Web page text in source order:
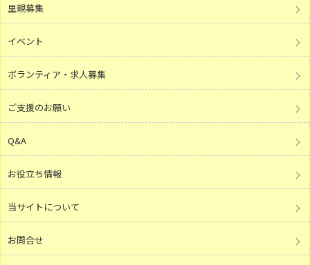
里親募集
イベント
ボランティア・求人募集
ご支援のお願い
Q&A
お役立ち情報
当サイトについて
お問合せ